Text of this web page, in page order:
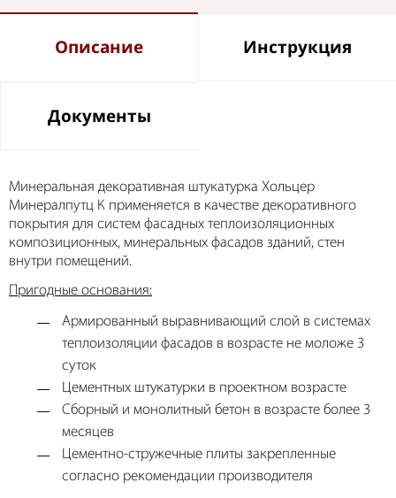
Описание Инструкция
Документы
Минеральная декоративная штукатурка Хольцер
Минералпутц К применяется в качестве декоративного
покрытия для систем фасадных теплоизоляционных
композиционных, минеральных фасадов зданий, стен
внутри помещений.
Пригодные основания:
Армированный выравнивающий слой в системах
теплоизоляции фасадов в возрасте не моложе 3
суток
Цементных штукатурки в проектном возрасте
Сборный и монолитный бетон в возрасте более 3
месяцев
Цементно-стружечные плиты закрепленные
согласно рекомендации производителя